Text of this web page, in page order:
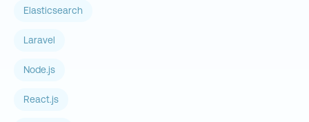
Elasticsearch
Laravel
Node.js
React.js